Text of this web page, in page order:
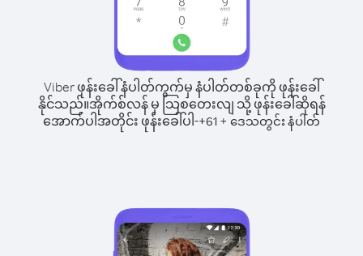
Viber ဖုန်းခေါ်နံပါတ်ကွက်မှ နံပါတ်တစ်ခုကို ဖုန်းခေါ်
နိုင်သည်။အိုက်စ်လန် မှ သြစတေးလျ သို့ ဖုန်းခေါ်ဆိုရန်
အောက်ပါအတိုင်း ဖုန်းခေါ်ပါ-+61 + ဒေသတွင်း နံပါတ်